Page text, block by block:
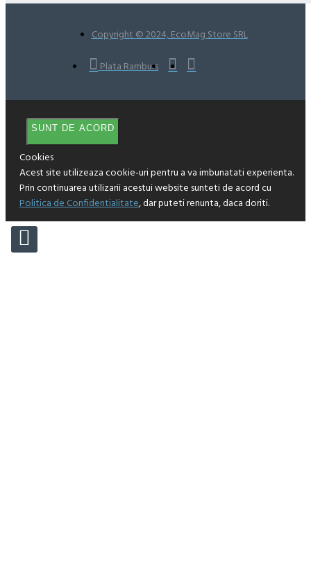
Copyright © 2024, EcoMag Store SRL
Plata Ramburs
SUNT DE ACORD
Cookies
Acest site utilizeaza cookie-uri pentru a va imbunatati experienta.
Prin continuarea utilizarii acestui website sunteti de acord cu
Politica de Confidentialitate, dar puteti renunta, daca doriti.